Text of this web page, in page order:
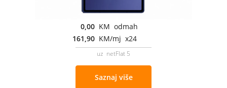
0,00 KM odmah
161,90 KM/mj x24
uz netFlat 5
Saznaj više